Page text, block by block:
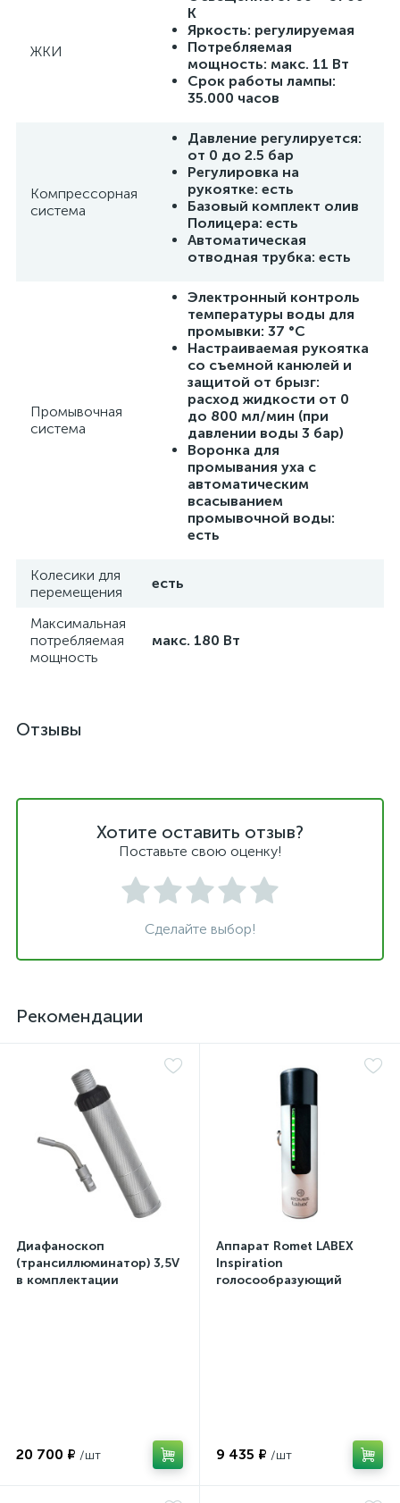
ЖКИ
К
Яркость: регулируемая
Потребляемая
мощность: макс. 11 Вт
Срок работы лампы:
35.000 часов
Компрессорная
система
Давление регулируется:
от 0 до 2.5 бар
Регулировка на
рукоятке: есть
Базовый комплект олив
Полицера: есть
Автоматическая
отводная трубка: есть
Промывочная
система
Электронный контроль
температуры воды для
промывки: 37 °C
Настраиваемая рукоятка
со съемной канюлей и
защитой от брызг:
расход жидкости от 0
до 800 мл/мин (при
давлении воды 3 бар)
Воронка для
промывания уха с
автоматическим
всасыванием
промывочной воды:
есть
Колесики для
перемещения
есть
Максимальная
потребляемая
мощность
макс. 180 Вт
Отзывы
Хотите оставить отзыв?
Поставьте свою оценку!
Сделайте выбор!
Рекомендации
Диафаноскоп
(трансиллюминатор) 3,5V
в комплектации
20 700 ₽
Аппарат Romet LABEX
Inspiration
голосообразующий
9 435 ₽